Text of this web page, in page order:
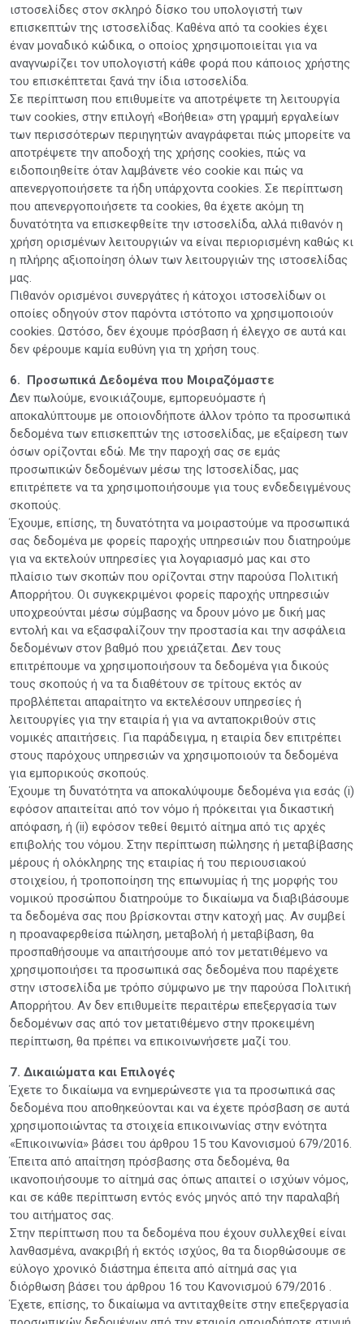
ιστοσελίδες στον σκληρό δίσκο του υπολογιστή των
επισκεπτών της ιστοσελίδας. Καθένα από τα cookies έχει
έναν μοναδικό κώδικα, ο οποίος χρησιμοποιείται για να
αναγνωρίζει τον υπολογιστή κάθε φορά που κάποιος χρήστης
του επισκέπτεται ξανά την ίδια ιστοσελίδα.
Σε περίπτωση που επιθυμείτε να αποτρέψετε τη λειτουργία
των cookies, στην επιλογή «Βοήθεια» στη γραμμή εργαλείων
των περισσότερων περιηγητών αναγράφεται πώς μπορείτε να
αποτρέψετε την αποδοχή της χρήσης cookies, πώς να
ειδοποιηθείτε όταν λαμβάνετε νέο cookie και πώς να
απενεργοποιήσετε τα ήδη υπάρχοντα cookies. Σε περίπτωση
που απενεργοποιήσετε τα cookies, θα έχετε ακόμη τη
δυνατότητα να επισκεφθείτε την ιστοσελίδα, αλλά πιθανόν η
χρήση ορισμένων λειτουργιών να είναι περιορισμένη καθώς κι
η πλήρης αξιοποίηση όλων των λειτουργιών της ιστοσελίδας
μας.
Πιθανόν ορισμένοι συνεργάτες ή κάτοχοι ιστοσελίδων οι
οποίες οδηγούν στον παρόντα ιστότοπο να χρησιμοποιούν
cookies. Ωστόσο, δεν έχουμε πρόσβαση ή έλεγχο σε αυτά και
δεν φέρουμε καμία ευθύνη για τη χρήση τους.
6. Προσωπικά Δεδομένα που Μοιραζόμαστε
Δεν πωλούμε, ενοικιάζουμε, εμπορευόμαστε ή
αποκαλύπτουμε με οποιονδήποτε άλλον τρόπο τα προσωπικά
δεδομένα των επισκεπτών της ιστοσελίδας, με εξαίρεση των
όσων ορίζονται εδώ. Με την παροχή σας σε εμάς
προσωπικών δεδομένων μέσω της Iστοσελίδας, μας
επιτρέπετε να τα χρησιμοποιήσουμε για τους ενδεδειγμένους
σκοπούς.
Έχουμε, επίσης, τη δυνατότητα να μοιραστούμε να προσωπικά
σας δεδομένα με φορείς παροχής υπηρεσιών που διατηρούμε
για να εκτελούν υπηρεσίες για λογαριασμό μας και στο
πλαίσιο των σκοπών που ορίζονται στην παρούσα Πολιτική
Απορρήτου. Οι συγκεκριμένοι φορείς παροχής υπηρεσιών
υποχρεούνται μέσω σύμβασης να δρουν μόνο με δική μας
εντολή και να εξασφαλίζουν την προστασία και την ασφάλεια
δεδομένων στον βαθμό που χρειάζεται. Δεν τους
επιτρέπουμε να χρησιμοποιήσουν τα δεδομένα για δικούς
τους σκοπούς ή να τα διαθέτουν σε τρίτους εκτός αν
προβλέπεται απαραίτητο να εκτελέσουν υπηρεσίες ή
λειτουργίες για την εταιρία ή για να ανταποκριθούν στις
νομικές απαιτήσεις. Για παράδειγμα, η εταιρία δεν επιτρέπει
στους παρόχους υπηρεσιών να χρησιμοποιούν τα δεδομένα
για εμπορικούς σκοπούς.
Έχουμε τη δυνατότητα να αποκαλύψουμε δεδομένα για εσάς (i)
εφόσον απαιτείται από τον νόμο ή πρόκειται για δικαστική
απόφαση, ή (ii) εφόσον τεθεί θεμιτό αίτημα από τις αρχές
επιβολής του νόμου. Στην περίπτωση πώλησης ή μεταβίβασης
μέρους ή ολόκληρης της εταιρίας ή του περιουσιακού
στοιχείου, ή τροποποίηση της επωνυμίας ή της μορφής του
νομικού προσώπου διατηρούμε το δικαίωμα να διαβιβάσουμε
τα δεδομένα σας που βρίσκονται στην κατοχή μας. Αν συμβεί
η προαναφερθείσα πώληση, μεταβολή ή μεταβίβαση, θα
προσπαθήσουμε να απαιτήσουμε από τον μετατιθέμενο να
χρησιμοποιήσει τα προσωπικά σας δεδομένα που παρέχετε
στην ιστοσελίδα με τρόπο σύμφωνο με την παρούσα Πολιτική
Απορρήτου. Αν δεν επιθυμείτε περαιτέρω επεξεργασία των
δεδομένων σας από τον μετατιθέμενο στην προκειμένη
περίπτωση, θα πρέπει να επικοινωνήσετε μαζί του.
7. Δικαιώματα και Επιλογές
Έχετε το δικαίωμα να ενημερώνεστε για τα προσωπικά σας
δεδομένα που αποθηκεύονται και να έχετε πρόσβαση σε αυτά
χρησιμοποιώντας τα στοιχεία επικοινωνίας στην ενότητα
«Επικοινωνία» βάσει του άρθρου 15 του Κανονισμού 679/2016.
Έπειτα από απαίτηση πρόσβασης στα δεδομένα, θα
ικανοποιήσουμε το αίτημά σας όπως απαιτεί ο ισχύων νόμος,
και σε κάθε περίπτωση εντός ενός μηνός από την παραλαβή
του αιτήματος σας.
Στην περίπτωση που τα δεδομένα που έχουν συλλεχθεί είναι
λανθασμένα, ανακριβή ή εκτός ισχύος, θα τα διορθώσουμε σε
εύλογο χρονικό διάστημα έπειτα από αίτημά σας για
διόρθωση βάσει του άρθρου 16 του Κανονισμού 679/2016 .
Έχετε, επίσης, το δικαίωμα να αντιταχθείτε στην επεξεργασία